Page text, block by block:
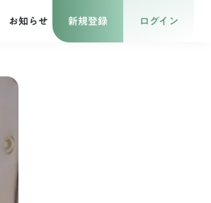
お知らせ 新規登録 ログイン